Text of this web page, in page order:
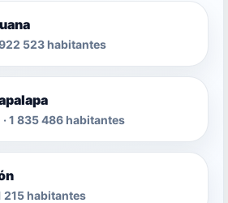
523 habitantes
1 835 486 habitantes
215 habitantes